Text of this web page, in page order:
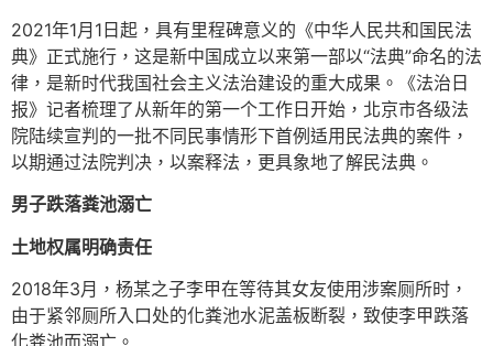
2021年1月1日起，具有里程碑意义的《中华人民共和国民法
典》正式施行，这是新中国成立以来第一部以“法典”命名的法
律，是新时代我国社会主义法治建设的重大成果。《法治日
报》记者梳理了从新年的第一个工作日开始，北京市各级法
院陆续宣判的一批不同民事情形下首例适用民法典的案件，
以期通过法院判决，以案释法，更具象地了解民法典。
男子跌落粪池溺亡
土地权属明确责任
2018年3月，杨某之子李甲在等待其女友使用涉案厕所时，
由于紧邻厕所入口处的化粪池水泥盖板断裂，致使李甲跌落